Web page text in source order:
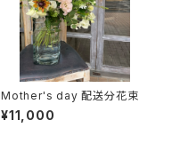
Mother's day 配送分花束
¥11,000